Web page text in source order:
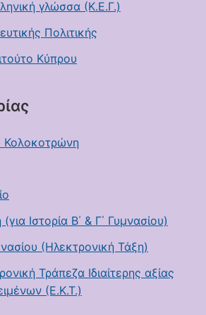
γλώσσα (Κ.Ε.Γ.)
Πολιτικής
Κύπρου
Κολοκοτρώνη
Ιστορία Β΄ & Γ΄ Γυμνασίου)
(Ηλεκτρονική Τάξη)
Τράπεζα Ιδιαίτερης αξίας
(Ε.Κ.Τ.)